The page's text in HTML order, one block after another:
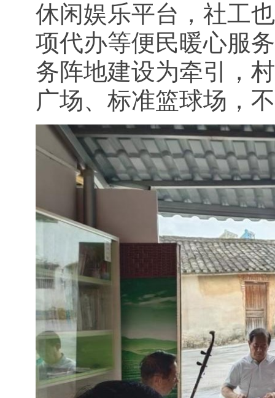
休闲娱乐平台，社工
项代办等便民暖心服
务阵地建设为牵引，
广场、标准篮球场，